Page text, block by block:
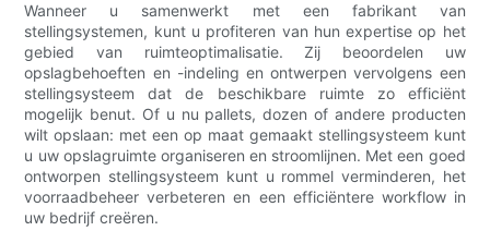
Wanneer u samenwerkt met een fabrikant van
stellingsystemen, kunt u profiteren van hun expertise op het
gebied van ruimteoptimalisatie. Zij beoordelen uw
opslagbehoeften en -indeling en ontwerpen vervolgens een
stellingsysteem dat de beschikbare ruimte zo efficiënt
mogelijk benut. Of u nu pallets, dozen of andere producten
wilt opslaan: met een op maat gemaakt stellingsysteem kunt
u uw opslagruimte organiseren en stroomlijnen. Met een goed
ontworpen stellingsysteem kunt u rommel verminderen, het
voorraadbeheer verbeteren en een efficiëntere workflow in
uw bedrijf creëren.